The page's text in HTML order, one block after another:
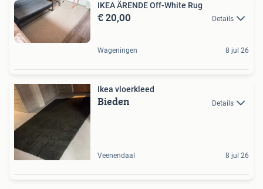
IKEA ÄRENDE Off-White Rug
€ 20,00 Details
Wageningen 8 jul 26
Ikea vloerkleed
Bieden Details
Veenendaal 8 jul 26